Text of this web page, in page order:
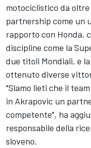
motociclistico da
partnership come un
rapporto con Honda,
discipline come la
due titoli Mondiali, e
ottenuto diverse
"Siamo lieti che il
in Akrapovic un
competente", ha
responsabile della
sloveno.